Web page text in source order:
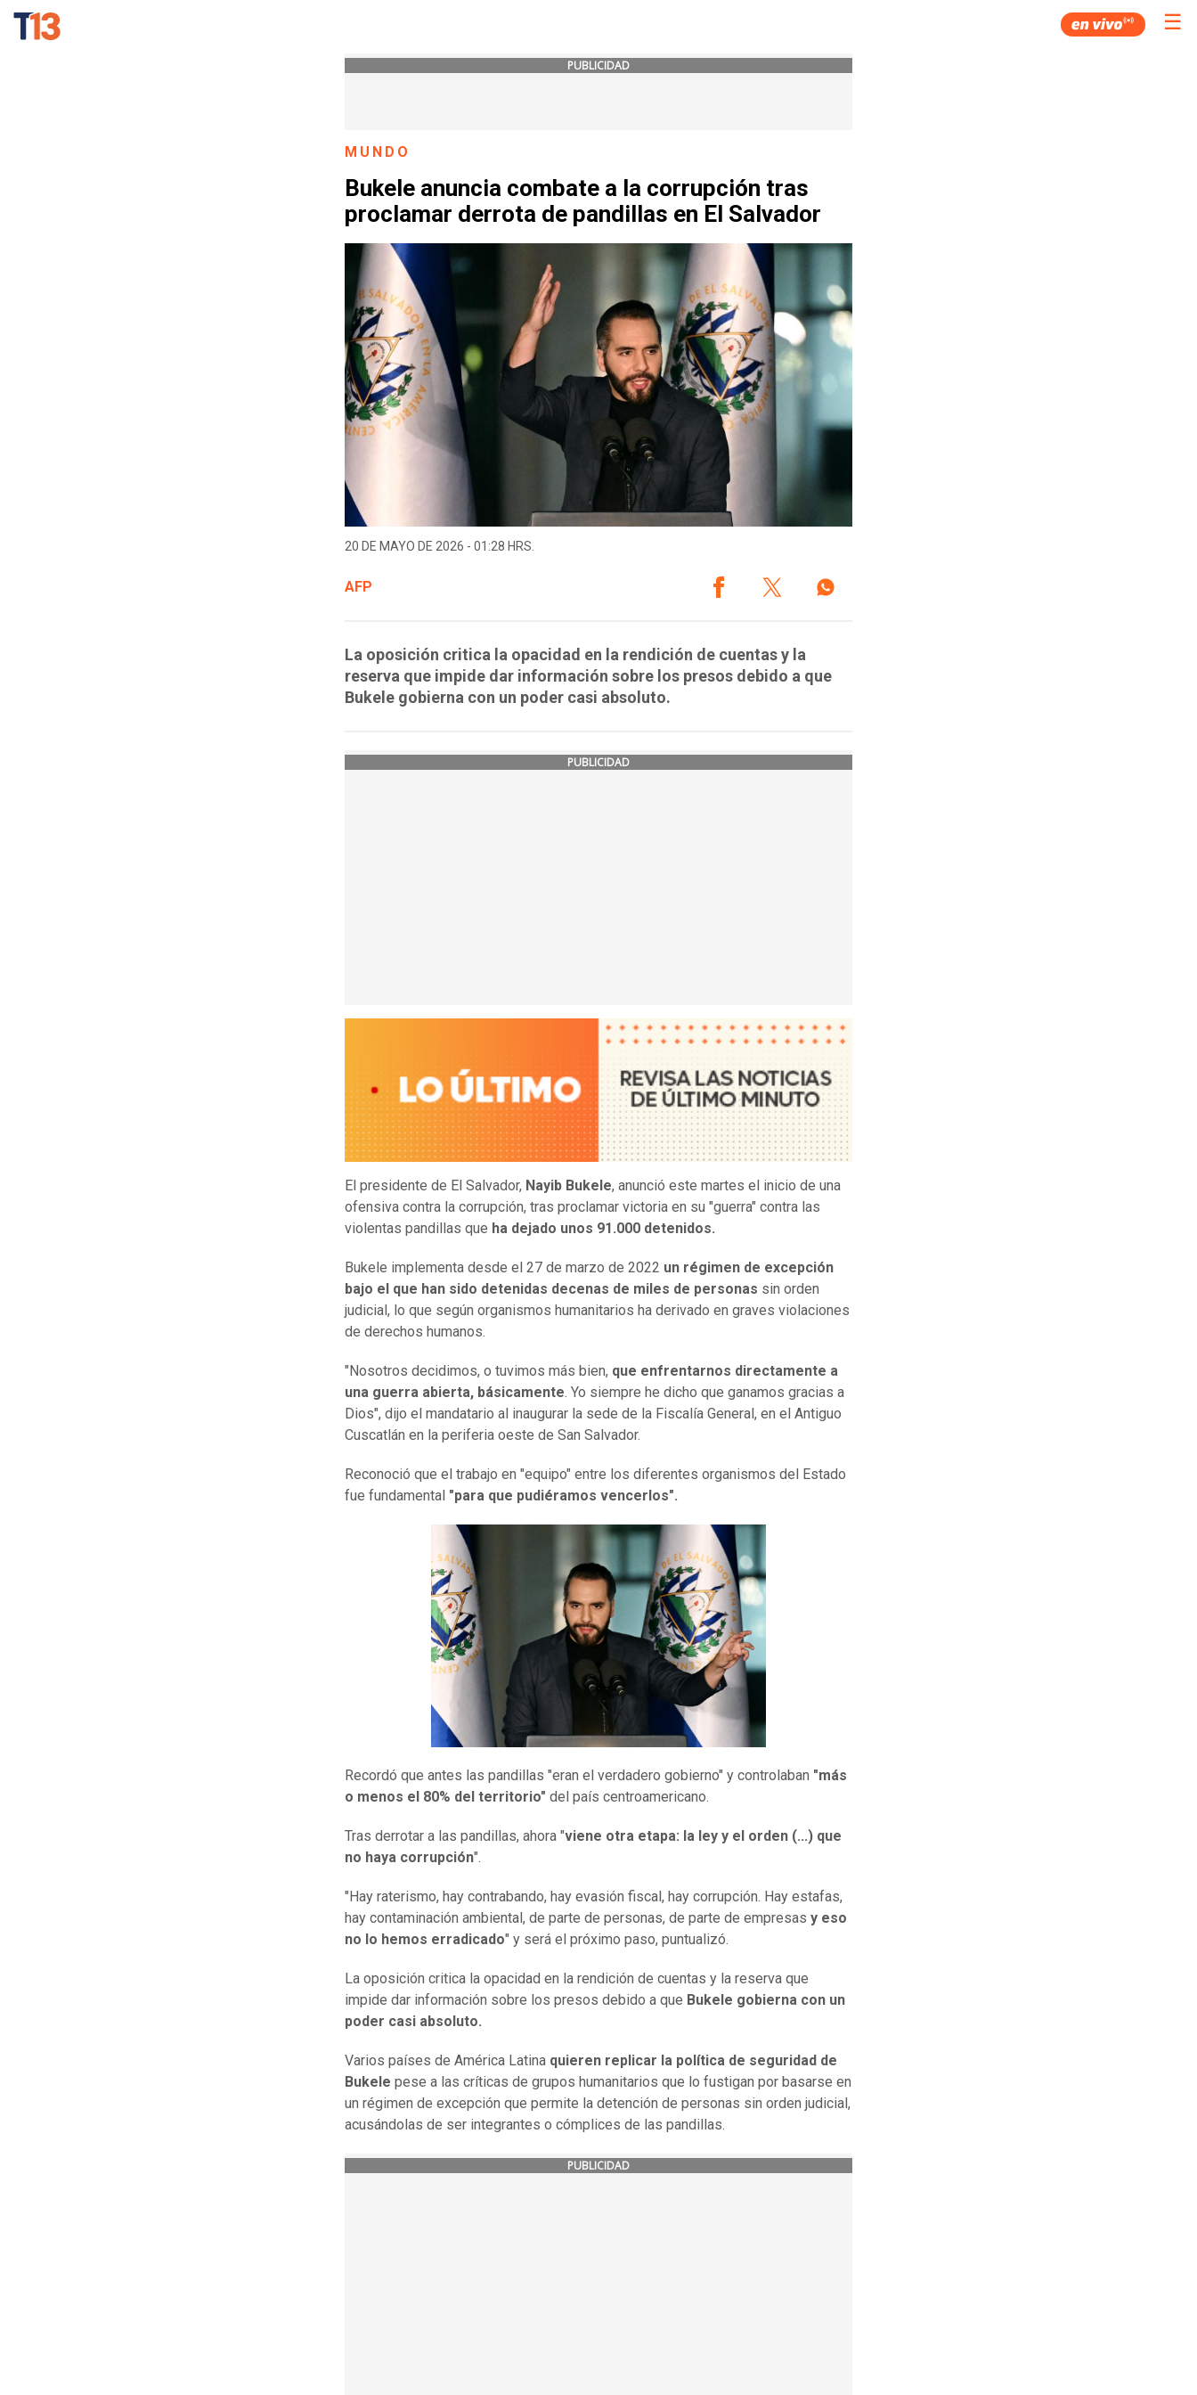
☰
PUBLICIDAD
MUNDO
Bukele anuncia combate a la corrupción tras
proclamar derrota de pandillas en El Salvador
20 DE MAYO DE 2026 - 01:28 HRS.
AFP
La oposición critica la opacidad en la rendición de cuentas y la
reserva que impide dar información sobre los presos debido a que
Bukele gobierna con un poder casi absoluto.
PUBLICIDAD
El presidente de El Salvador, Nayib Bukele, anunció este martes el inicio de una
ofensiva contra la corrupción, tras proclamar victoria en su "guerra" contra las
violentas pandillas que ha dejado unos 91.000 detenidos.
Bukele implementa desde el 27 de marzo de 2022 un régimen de excepción
bajo el que han sido detenidas decenas de miles de personas sin orden
judicial, lo que según organismos humanitarios ha derivado en graves violaciones
de derechos humanos.
"Nosotros decidimos, o tuvimos más bien, que enfrentarnos directamente a
una guerra abierta, básicamente. Yo siempre he dicho que ganamos gracias a
Dios", dijo el mandatario al inaugurar la sede de la Fiscalía General, en el Antiguo
Cuscatlán en la periferia oeste de San Salvador.
Reconoció que el trabajo en "equipo" entre los diferentes organismos del Estado
fue fundamental "para que pudiéramos vencerlos".
Recordó que antes las pandillas "eran el verdadero gobierno" y controlaban "más
o menos el 80% del territorio" del país centroamericano.
Tras derrotar a las pandillas, ahora "viene otra etapa: la ley y el orden (...) que
no haya corrupción".
"Hay raterismo, hay contrabando, hay evasión fiscal, hay corrupción. Hay estafas,
hay contaminación ambiental, de parte de personas, de parte de empresas y eso
no lo hemos erradicado" y será el próximo paso, puntualizó.
La oposición critica la opacidad en la rendición de cuentas y la reserva que
impide dar información sobre los presos debido a que Bukele gobierna con un
poder casi absoluto.
Varios países de América Latina quieren replicar la política de seguridad de
Bukele pese a las críticas de grupos humanitarios que lo fustigan por basarse en
un régimen de excepción que permite la detención de personas sin orden judicial,
acusándolas de ser integrantes o cómplices de las pandillas.
PUBLICIDAD